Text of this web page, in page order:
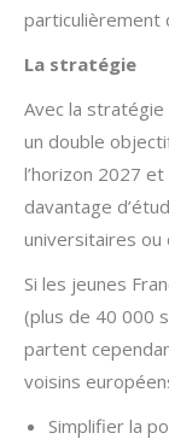
particulièrement
La stratégie
Avec la stratégie
un double
l’horizon 2027
davantage
universitaires ou
Si les jeunes
(plus de 40 000
partent
voisins
Simplifier la